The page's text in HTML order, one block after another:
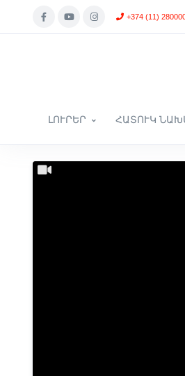
+374 (11)
ԼՈՒՐԵՐ ՀԱՏՈՒԿ